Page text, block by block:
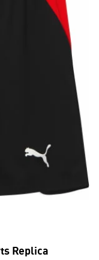
Replica